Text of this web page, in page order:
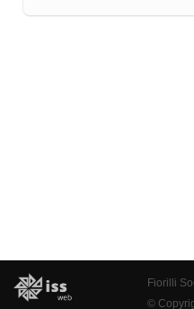
Fiorilli
©